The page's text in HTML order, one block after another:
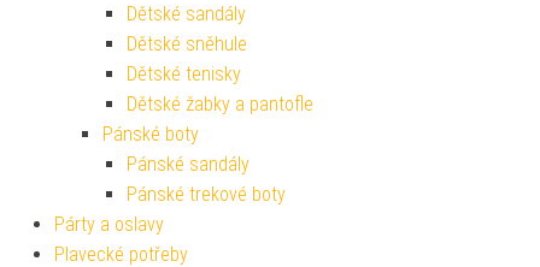
Dětské sandály
Dětské sněhule
Dětské tenisky
Dětské žabky a pantofle
Pánské boty
Pánské sandály
Pánské trekové boty
Párty a oslavy
Plavecké potřeby